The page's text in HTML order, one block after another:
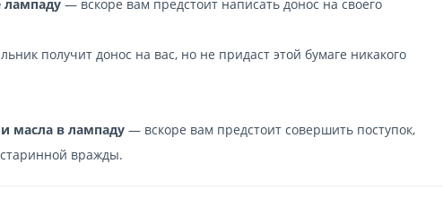
лампаду — вскоре вам предстоит написать донос на своего
получит донос на вас, но не придаст этой бумаге никакого
масла в лампаду — вскоре вам предстоит совершить поступок,
вражды.